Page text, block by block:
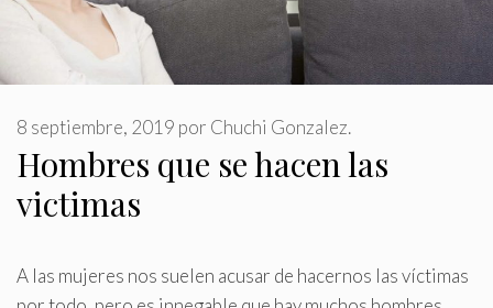
Hombres que se hacen las
victimas
8 septiembre, 2019 por Chuchi Gonzalez.
A las mujeres nos suelen acusar de hacernos las víctimas